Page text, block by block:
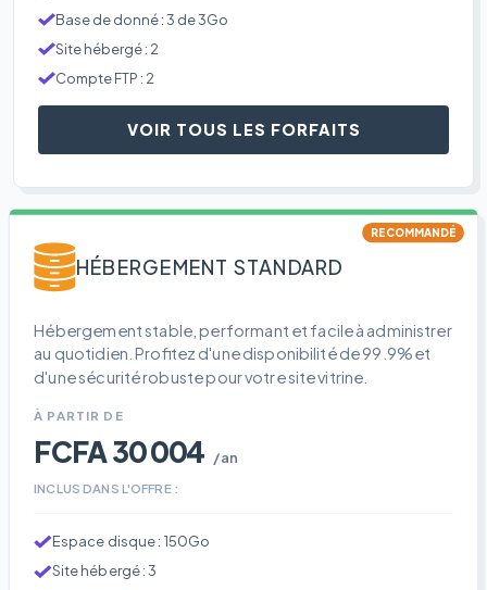
Base de donné : 3 de 3Go
Site hébergé : 2
Compte FTP : 2
VOIR TOUS LES FORFAITS
RECOMMANDÉ
HÉBERGEMENT STANDARD
Hébergement stable, performant et facile à administrer
au quotidien. Profitez d'une disponibilité de 99.9% et
d'une sécurité robuste pour votre site vitrine.
À PARTIR DE
FCFA 30 004 /an
INCLUS DANS L'OFFRE :
Espace disque : 150Go
Site hébergé : 3